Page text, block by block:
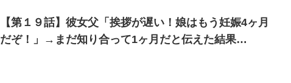
【第１９話】彼女父「挨拶が遅い！娘はもう妊娠4ヶ月
だぞ！」→まだ知り合って1ヶ月だと伝えた結果…